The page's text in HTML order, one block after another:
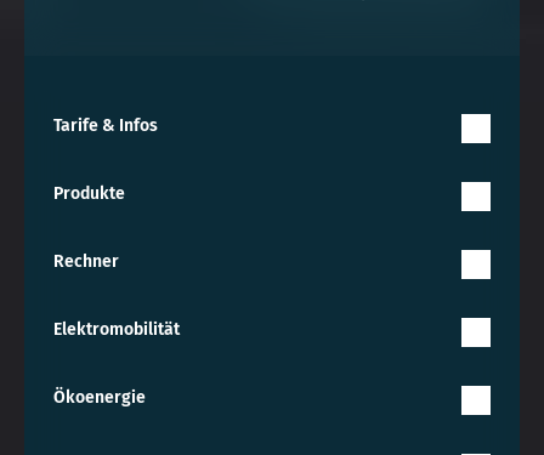
Tarife & Infos
Produkte
Rechner
Elektromobilität
Ökoenergie